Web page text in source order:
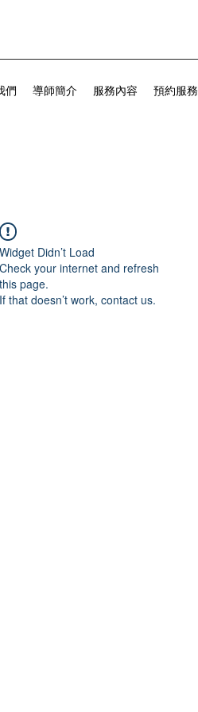
們 導師簡介 服務內容 預約服務
Widget Didn’t Load
Check your internet and refresh
this page.
If that doesn’t work, contact us.